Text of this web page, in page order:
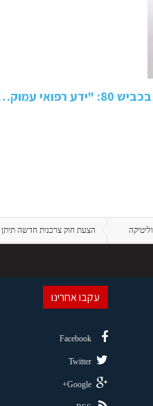
עמוק…
הצעת חוק צרכנית חדשה תיתן
עקבו אחרינו
Facebook
Twitter
Google+